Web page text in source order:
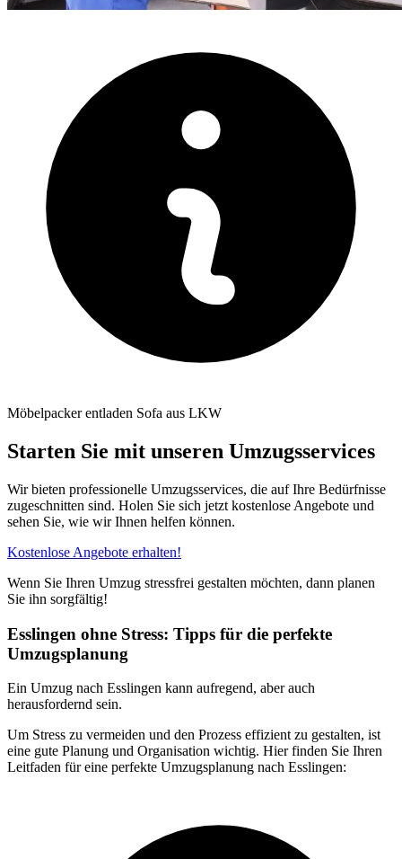
Möbelpacker entladen Sofa aus LKW
Starten Sie mit unseren Umzugsservices
Wir bieten professionelle Umzugsservices, die auf Ihre Bedürfnisse
zugeschnitten sind. Holen Sie sich jetzt kostenlose Angebote und
sehen Sie, wie wir Ihnen helfen können.
Kostenlose Angebote erhalten!
Wenn Sie Ihren Umzug stressfrei gestalten möchten, dann planen
Sie ihn sorgfältig!
Esslingen ohne Stress: Tipps für die perfekte
Umzugsplanung
Ein Umzug nach Esslingen kann aufregend, aber auch
herausfordernd sein.
Um Stress zu vermeiden und den Prozess effizient zu gestalten, ist
eine gute Planung und Organisation wichtig. Hier finden Sie Ihren
Leitfaden für eine perfekte Umzugsplanung nach Esslingen: